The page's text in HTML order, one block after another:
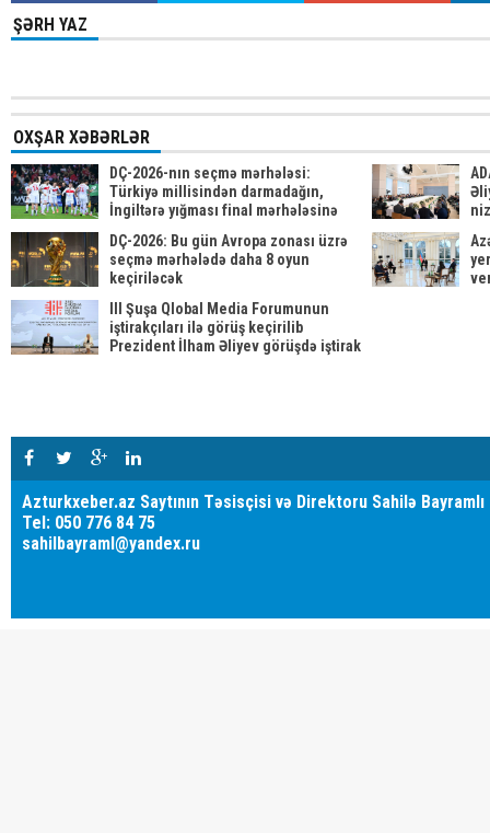
ŞƏRH YAZ
OXŞAR XƏBƏRLƏR
DÇ-2026-nın seçmə mərhələsi:
Türkiyə millisindən darmadağın,
İngiltərə yığması final mərhələsinə
DÇ-2026: Bu gün Avropa zonası üzrə
seçmə mərhələdə daha 8 oyun
keçiriləcək
III Şuşa Qlobal Media Forumunun
iştirakçıları ilə görüş keçirilib
Prezident İlham Əliyev görüşdə iştirak
Azturkxeber.az Saytının Təsisçisi və Direktoru Sahilə Bayramlı
Tel: 050 776 84 75
sahilbayraml@yandex.ru